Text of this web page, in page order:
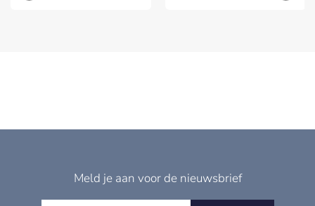
Meld je aan voor de nieuwsbrief